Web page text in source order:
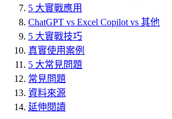
5 大實戰應用
ChatGPT vs Excel Copilot vs 其他
5 大實戰技巧
真實使用案例
5 大常見問題
常見問題
資料來源
延伸閱讀